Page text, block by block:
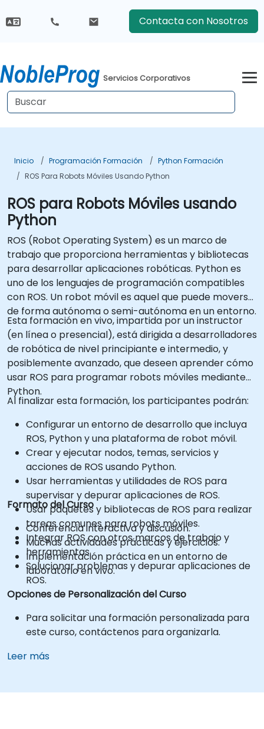
Contacta con Nosotros
Servicios Corporativos
Inicio Programación Formación
Python Formación
ROS Para Robots Móviles Usando Python
ROS para Robots Móviles usando
Python
ROS (Robot Operating System) es un marco de
trabajo que proporciona herramientas y bibliotecas
para desarrollar aplicaciones robóticas. Python es
uno de los lenguajes de programación compatibles
con ROS. Un robot móvil es aquel que puede moverse
de forma autónoma o semi-autónoma en un entorno.
Esta formación en vivo, impartida por un instructor
(en línea o presencial), está dirigida a desarrolladores
de robótica de nivel principiante e intermedio, y
posiblemente avanzado, que deseen aprender cómo
usar ROS para programar robots móviles mediante
Python.
Al finalizar esta formación, los participantes podrán:
Configurar un entorno de desarrollo que incluya
ROS, Python y una plataforma de robot móvil.
Crear y ejecutar nodos, temas, servicios y
acciones de ROS usando Python.
Usar herramientas y utilidades de ROS para
supervisar y depurar aplicaciones de ROS.
Usar paquetes y bibliotecas de ROS para realizar
tareas comunes para robots móviles.
Integrar ROS con otros marcos de trabajo y
herramientas.
Solucionar problemas y depurar aplicaciones de
ROS.
Formato del Curso
Conferencia interactiva y discusión.
Muchas actividades prácticas y ejercicios.
Implementación práctica en un entorno de
laboratorio en vivo.
Opciones de Personalización del Curso
Para solicitar una formación personalizada para
este curso, contáctenos para organizarla.
Leer más